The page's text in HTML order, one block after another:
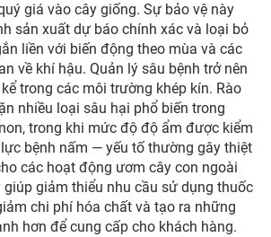
giá vào cây giống. Sự bảo vệ này
sản xuất dự báo chính xác và loại bỏ
liền với biến động theo mùa và các
về khí hậu. Quản lý sâu bệnh trở nên
trong các môi trường khép kín. Rào
nhiều loại sâu hại phổ biến trong
trong khi mức độ độ ẩm được kiểm
bệnh nấm — yếu tố thường gây thiệt
các hoạt động ươm cây con ngoài
giúp giảm thiểu nhu cầu sử dụng thuốc
chi phí hóa chất và tạo ra những
hơn để cung cấp cho khách hàng.